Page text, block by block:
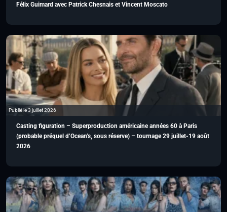
Félix Guimard avec Patrick Chesnais et Vincent Moscato
Publié le 3 juillet 2026
Casting figuration – Superproduction américaine années 60 à Paris
(probable préquel d’Ocean’s, sous réserve) – tournage 29 juillet-19 août
2026